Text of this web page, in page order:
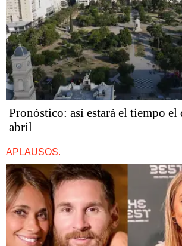
Pronóstico: así estará el tiempo
abril
APLAUSOS.